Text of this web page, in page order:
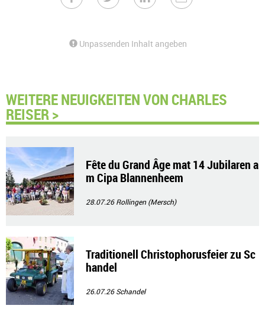
Unpassenden Inhalt angeben
WEITERE NEUIGKEITEN VON CHARLES
REISER >
Fête du Grand Âge mat 14 Jubilaren a
m Cipa Blannenheem
28.07.26Rollingen (Mersch)
Traditionell Christophorusfeier zu Sc
handel
26.07.26Schandel